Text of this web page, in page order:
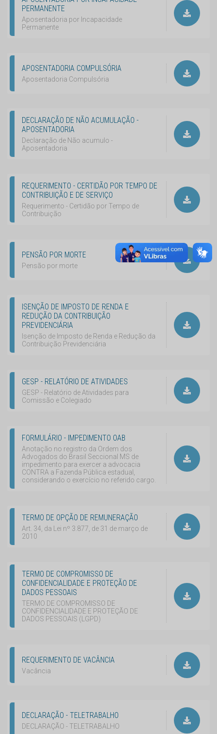
PERMANENTE
Aposentadoria por Incapacidade
Permanente
APOSENTADORIA COMPULSÓRIA
Aposentadoria Compulsória
DECLARAÇÃO DE NÃO ACUMULAÇÃO -
APOSENTADORIA
Declaração de Não acumulo -
Aposentadoria
REQUERIMENTO - CERTIDÃO POR TEMPO DE
CONTRIBUIÇÃO E DE SERVIÇO
Requerimento - Certidão por Tempo de
Contribuição
PENSÃO POR MORTE
Pensão por morte
ISENÇÃO DE IMPOSTO DE RENDA E
REDUÇÃO DA CONTRIBUIÇÃO
PREVIDENCIÁRIA
Isenção de Imposto de Renda e Redução da
Contribuição Previdenciária
GESP - RELATÓRIO DE ATIVIDADES
GESP - Relatório de Atividades para
Comissão e Colegiado
FORMULÁRIO - IMPEDIMENTO OAB
Anotação no registro da Ordem dos
Advogados do Brasil Seccional MS de
impedimento para exercer a advocacia
CONTRA a Fazenda Pública estadual,
considerando o exercício no referido cargo.
TERMO DE OPÇÃO DE REMUNERAÇÃO
Art. 34, da Lei nº 3.877, de 31 de março de
2010
TERMO DE COMPROMISSO DE
CONFIDENCIALIDADE E PROTEÇÃO DE
DADOS PESSOAIS
TERMO DE COMPROMISSO DE
CONFIDENCIALIDADE E PROTEÇÃO DE
DADOS PESSOAIS (LGPD)
REQUERIMENTO DE VACÂNCIA
Vacância
DECLARAÇÃO - TELETRABALHO
DECLARAÇÃO - TELETRABALHO